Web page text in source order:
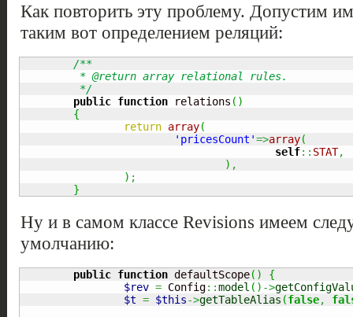
Как повторить эту проблему. Допустим
таким вот определением реляций:
/**
	 */
public function relations ( )
{
return array(
'pricesCount'=>array(
self:: STAT,
) ,
) ;
}
Ну и в самом классе Revisions имеем
умолчанию:
public function defaultScope( )
{
$rev = Config::model ( ) ->
$t = $this->getTableAlias (false,